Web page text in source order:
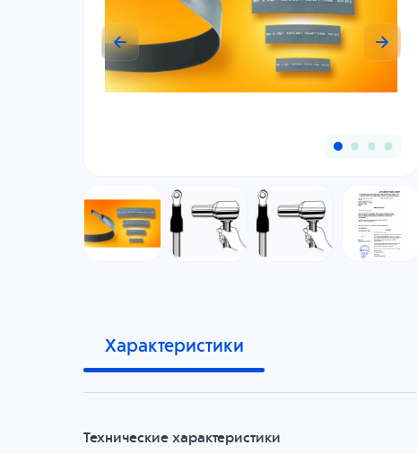
Характеристики
Технические характеристики